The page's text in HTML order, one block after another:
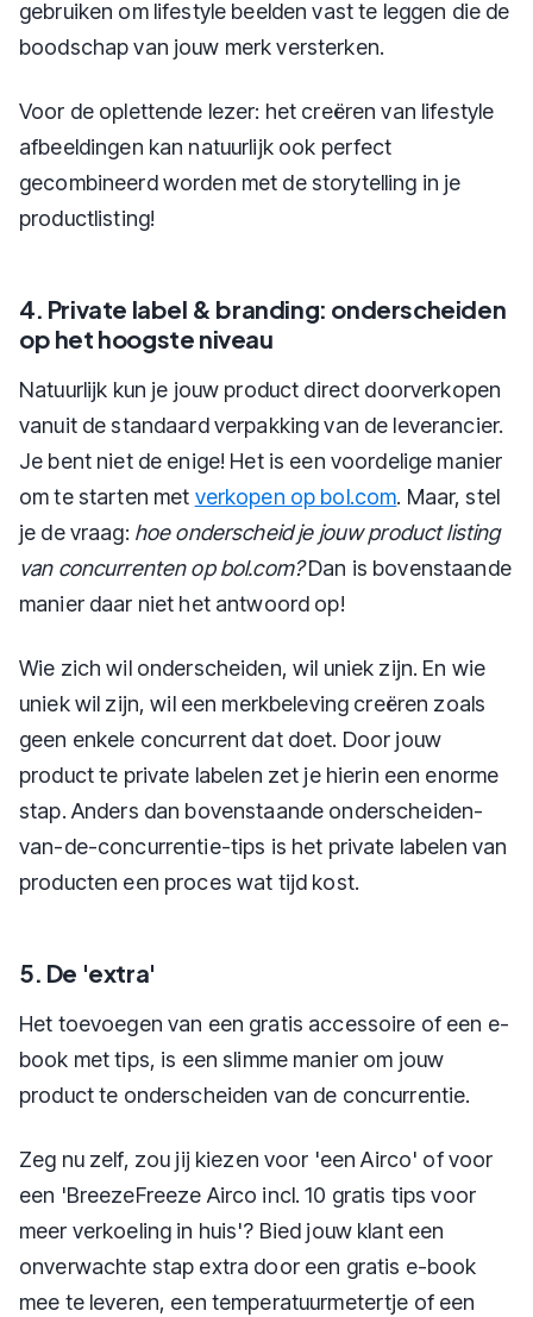
gebruiken om lifestyle beelden vast te leggen die de
boodschap van jouw merk versterken.
Voor de oplettende lezer: het creëren van lifestyle
afbeeldingen kan natuurlijk ook perfect
gecombineerd worden met de storytelling in je
productlisting!
4. Private label & branding: onderscheiden
op het hoogste niveau
Natuurlijk kun je jouw product direct doorverkopen
vanuit de standaard verpakking van de leverancier.
Je bent niet de enige! Het is een voordelige manier
om te starten met verkopen op bol.com. Maar, stel
je de vraag: hoe onderscheid je jouw product listing
van concurrenten op bol.com?Dan is bovenstaande
manier daar niet het antwoord op!
Wie zich wil onderscheiden, wil uniek zijn. En wie
uniek wil zijn, wil een merkbeleving creëren zoals
geen enkele concurrent dat doet. Door jouw
product te private labelen zet je hierin een enorme
stap. Anders dan bovenstaande onderscheiden-
van-de-concurrentie-tips is het private labelen van
producten een proces wat tijd kost.
5. De 'extra'
Het toevoegen van een gratis accessoire of een e-
book met tips, is een slimme manier om jouw
product te onderscheiden van de concurrentie.
Zeg nu zelf, zou jij kiezen voor 'een Airco' of voor
een 'BreezeFreeze Airco incl. 10 gratis tips voor
meer verkoeling in huis'? Bied jouw klant een
onverwachte stap extra door een gratis e-book
mee te leveren, een temperatuurmetertje of een